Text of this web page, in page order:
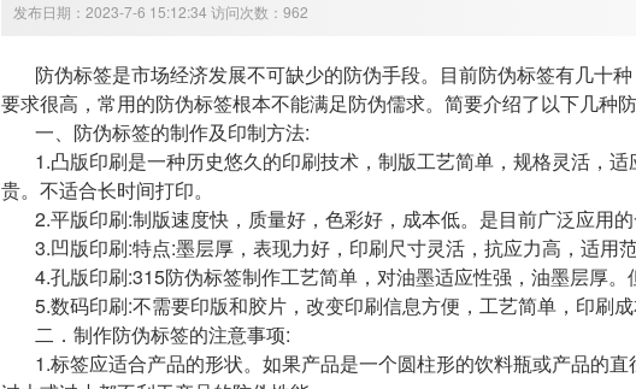
发布日期：2023-7-6 15:12:34 访问次数：962
防伪标签是市场经济发展不可缺少的防伪手段。目前防伪标签有几十
要求很高，常用的防伪标签根本不能满足防伪儒求。简要介绍了以下几种防
一、防伪标签的制作及印制方法:
1.凸版印刷是一种历史悠久的印刷技术，制版工艺简单，规格灵活，适
贵。不适合长时间打印。
2.平版印刷:制版速度快，质量好，色彩好，成本低。是目前广泛应用的
3.凹版印刷:特点:墨层厚，表现力好，印刷尺寸灵活，抗应力高，适用范
4.孔版印刷:315防伪标签制作工艺简单，对油墨适应性强，油墨层厚。
5.数码印刷:不需要印版和胶片，改变印刷信息方便，工艺简单，印刷成
二．制作防伪标签的注意事项:
1.标签应适合产品的形状。如果产品是一个圆柱形的饮料瓶或产品的